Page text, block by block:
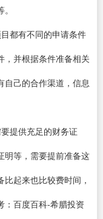
都有不同的申请条件
，并根据条件准备相关
自己的合作渠道，信息
提供充足的财务证
明等，需要提前准备这
起来也比较费时间，
：百度百科-希腊投资